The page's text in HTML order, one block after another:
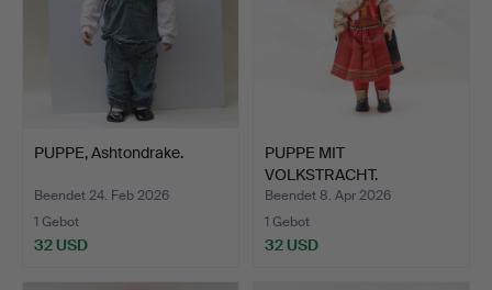
PUPPE, Ashtondrake.
Beendet 24. Feb 2026
1 Gebot
32 USD
PUPPE MIT
VOLKSTRACHT.
Beendet 8. Apr 2026
1 Gebot
32 USD